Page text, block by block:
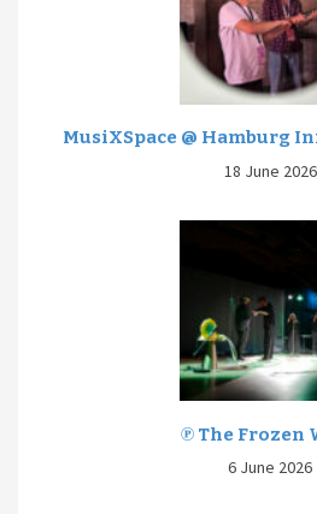
MusiXSpace @ Hamburg
18 June 2026
℗ The Frozen
6 June 2026